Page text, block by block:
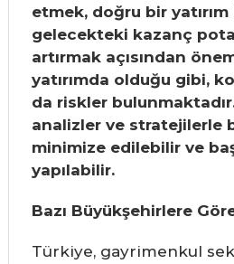
etmek, doğru bir yatırım
gelecekteki kazanç
artırmak açısından
yatırımda olduğu gibi,
da riskler
analizler ve stratejilerle
minimize edilebilir ve
yapılabilir.
Bazı Büyükşehirlere
Türkiye, gayrimenkul